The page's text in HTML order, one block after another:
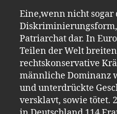
Eine,wenn nicht sogar
Patriarchat dar. In
Teilen der Welt
rechtskonservative
männliche Dominanz
und unterdrückte
versklavt, sowie tötet.